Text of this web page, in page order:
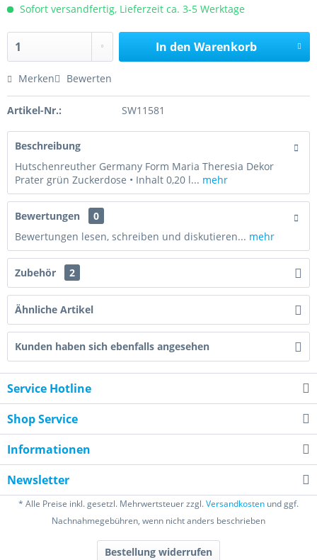
Sofort versandfertig, Lieferzeit ca. 3-5 Werktage
In den Warenkorb
Merken Bewerten
Artikel-Nr.: SW11581
Beschreibung
Hutschenreuther Germany Form Maria Theresia Dekor
Prater grün Zuckerdose • Inhalt 0,20 l... mehr
Bewertungen
0
Bewertungen lesen, schreiben und diskutieren... mehr
Zubehör 2
Ähnliche Artikel
Kunden haben sich ebenfalls angesehen
Service Hotline
Shop Service
Informationen
Newsletter
* Alle Preise inkl. gesetzl. Mehrwertsteuer zzgl.Versandkosten und ggf.
Nachnahmegebühren, wenn nicht anders beschrieben
Bestellung widerrufen